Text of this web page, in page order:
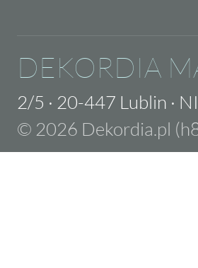
DEKORDIA
2/5 · 20-447 Lublin ·
© 2026 Dekordia.pl